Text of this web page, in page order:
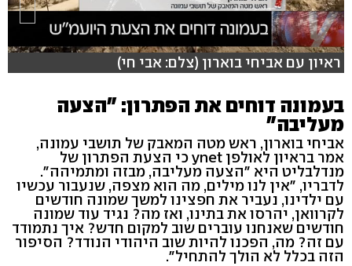
ראיון עם אביחי בוארון (צלם: אבי חי)
בעמונה דוחים את הפתרון: "הצעה
מעליבה"
אביחי בוארון, ראש מטה המאבק של תושבי עמונה,
אמר בראיון לאולפן ynet כי הצעת הפתרון של
מנדלבליט היא "הצעה מעליבה, מבזה ומתמיהה".
לדבריו, "אין לנו מילים, מה הוא מצפה, שנעבור עכשיו
עם ילדינו, נעביר את חפצינו למשך שמונה חודשים
לקרוואן, יהרסו את בתינו, ואז מה? נגיד עוד שמונה
חודשים שאנחנו עוברים שוב למקום חדש? איך נתמודד
עם זה? מה, הפכנו להיות שוב היהודי הנודד? הסיפור
הזה בכלל לא הולך להתחיל".